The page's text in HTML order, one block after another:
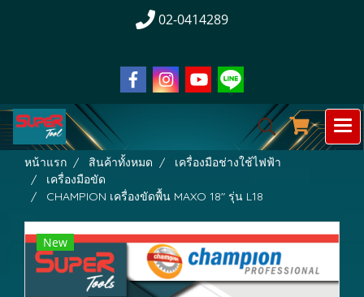
02-0414289
หน้าแรก สินค้าทั้งหมด
เครื่องมือช่างใช้ไฟฟ้า
เครื่องมือขัด
CHAMPION เครื่องขัดพื้น MAXO 18" รุ่น L18
New